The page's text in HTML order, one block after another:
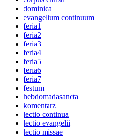
dominica
evangelium continuum
feria1
feria2
feria3
feria4
feria5
feria6
feria7
festum
hebdomadasancta
komentarz
lectio continua
lectio evangelii
lectio missae